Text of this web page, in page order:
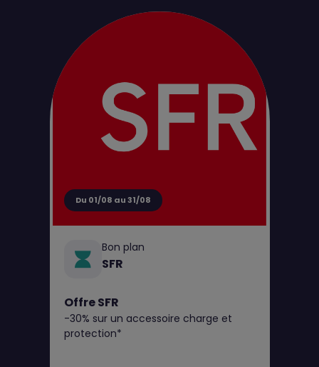
d'achat pour tout perçage jusqu’au 31
Du 01/08 au 31/08
Bon plan
SFR
Offre SFR
-30% sur un accessoire charge et
protection*